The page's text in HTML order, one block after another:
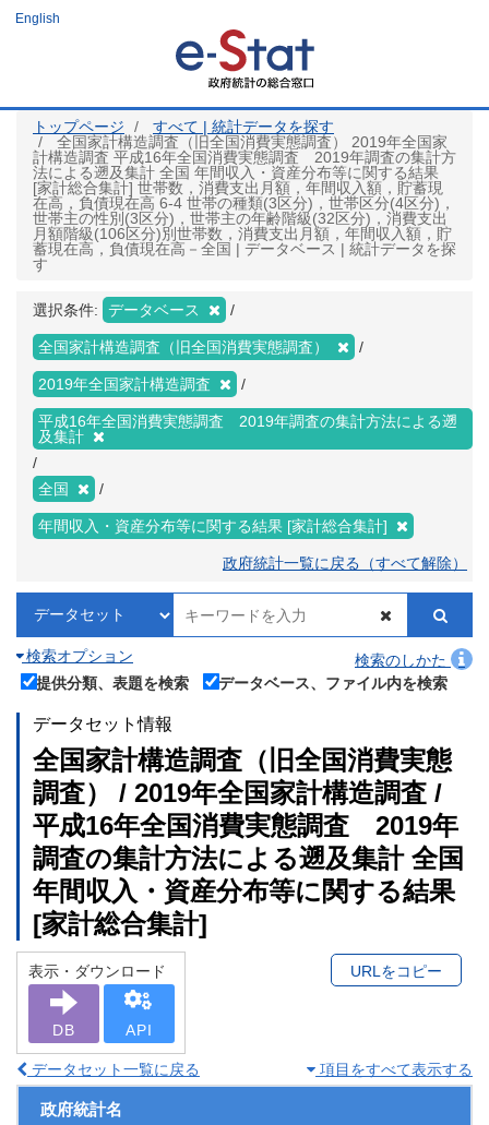
ツ
English
トップページ
すべて | 統計データを探す
全国家計構造調査（旧全国消費実態調査） 2019年全国家
計構造調査 平成16年全国消費実態調査 2019年調査の集計方
法による遡及集計 全国 年間収入・資産分布等に関する結果
[家計総合集計] 世帯数，消費支出月額，年間収入額，貯蓄現
在高，負債現在高 6-4 世帯の種類(3区分)，世帯区分(4区分)，
世帯主の性別(3区分)，世帯主の年齢階級(32区分)，消費支出
月額階級(106区分)別世帯数，消費支出月額，年間収入額，貯
蓄現在高，負債現在高－全国 | データベース | 統計データを探
す
選択条件: データベース
全国家計構造調査（旧全国消費実態調査）
2019年全国家計構造調査
平成16年全国消費実態調査 2019年調査の集計方法による遡
及集計
全国
年間収入・資産分布等に関する結果 [家計総合集計]
政府統計一覧に戻る（すべて解除）
検索オプション
検索のしかた
提供分類、表題を検索
データベース、ファイル内を検索
データセット情報
全国家計構造調査（旧全国消費実態
調査） / 2019年全国家計構造調査 /
平成16年全国消費実態調査 2019年
調査の集計方法による遡及集計 全国
年間収入・資産分布等に関する結果
[家計総合集計]
表示・ダウンロード
DB API
URLをコピー
データセット一覧に戻る 項目をすべて表示する
政府統計名